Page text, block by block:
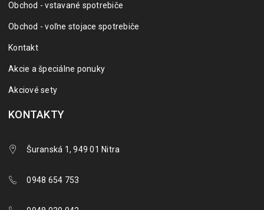
Obchod - vstavané spotrebiče
Obchod - voľne stojace spotrebiče
Kontakt
Akcie a špeciálne ponuky
Akciové sety
KONTAKTY
Šuranská 1, 949 01 Nitra
0948 654 753